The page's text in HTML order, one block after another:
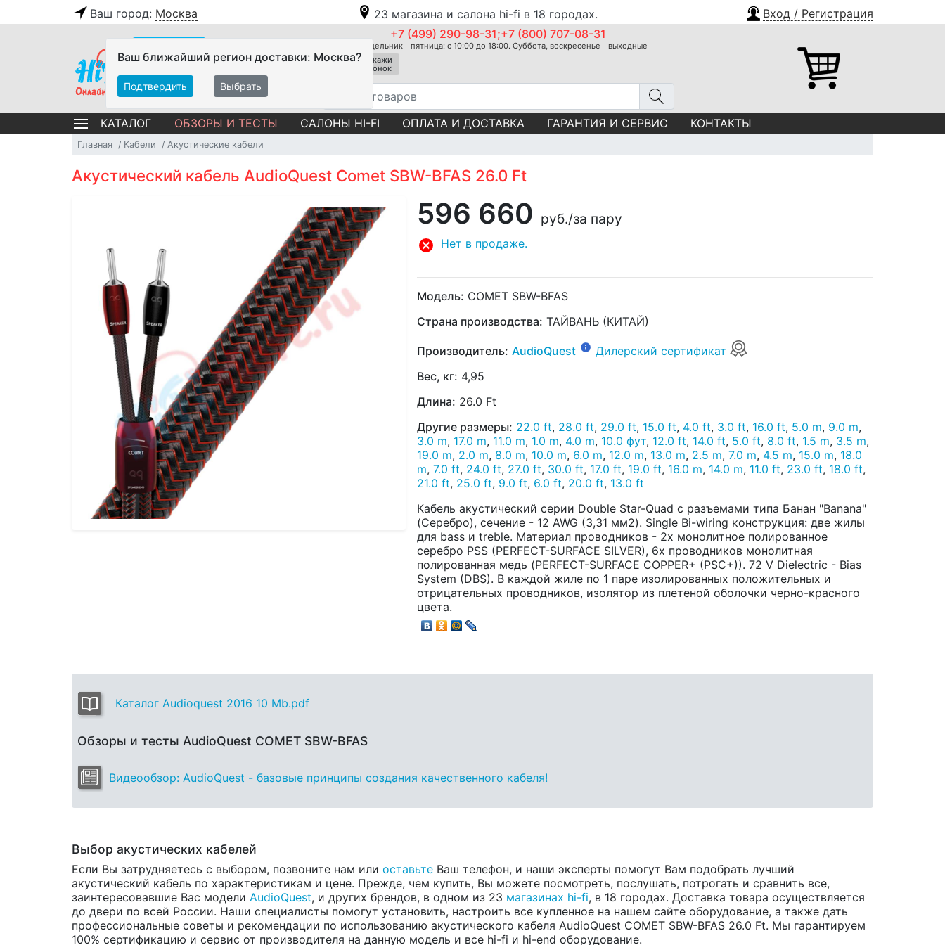
Ваш город: Москва 23 магазина и салона hi-fi в 18 городах. Вход / Регистрация
Ваш ближайший регион доставки: Москва?
Подтвердить Выбрать
+7 (499) 290-98-31;+7 (800) 707-08-31
Понедельник - пятница: с 10:00 до 18:00. Суббота, воскресенье - выходные
Закажи
звонок
КАТАЛОГ ОБЗОРЫ И ТЕСТЫ САЛОНЫ HI-FI ОПЛАТА И ДОСТАВКА ГАРАНТИЯ И СЕРВИС КОНТАКТЫ
Главная Кабели Акустические кабели
Акустический кабель AudioQuest Comet SBW-BFAS 26.0 Ft
596 660 руб./за пару
Нет в продаже.
Модель: COMET SBW-BFAS
Страна производства: ТАЙВАНЬ (КИТАЙ)
Производитель: AudioQuest
Дилерский сертификат
Вес, кг: 4,95
Длина: 26.0 Ft
Другие размеры: 22.0 ft, 28.0 ft, 29.0 ft, 15.0 ft, 4.0 ft, 3.0 ft, 16.0 ft, 5.0 m, 9.0 m,
3.0 m, 17.0 m, 11.0 m, 1.0 m, 4.0 m, 10.0 фут, 12.0 ft, 14.0 ft, 5.0 ft, 8.0 ft, 1.5 m, 3.5 m,
19.0 m, 2.0 m, 8.0 m, 10.0 m, 6.0 m, 12.0 m, 13.0 m, 2.5 m, 7.0 m, 4.5 m, 15.0 m, 18.0
m, 7.0 ft, 24.0 ft, 27.0 ft, 30.0 ft, 17.0 ft, 19.0 ft, 16.0 m, 14.0 m, 11.0 ft, 23.0 ft, 18.0 ft,
21.0 ft, 25.0 ft, 9.0 ft, 6.0 ft, 20.0 ft, 13.0 ft
Кабель акустический серии Double Star-Quad с разъемами типа Банан "Banana"
(Серебро), сечение - 12 AWG (3,31 мм2). Single Bi-wiring конструкция: две жилы
для bass и treble. Материал проводников - 2х монолитное полированное
серебро PSS (PERFECT-SURFACE SILVER), 6х проводников монолитная
полированная медь (PERFECT-SURFACE COPPER+ (PSC+)). 72 V Dielectric - Bias
System (DBS). В каждой жиле по 1 паре изолированных положительных и
отрицательных проводников, изолятор из плетеной оболочки черно-красного
цвета.
Каталог Audioquest 2016 10 Mb.pdf
Обзоры и тесты AudioQuest COMET SBW-BFAS
Видеообзор: AudioQuest - базовые принципы создания качественного кабеля!
Выбор акустических кабелей
Если Вы затрудняетесь с выбором, позвоните нам или оставьте Ваш телефон, и наши эксперты помогут Вам подобрать лучший
акустический кабель по характеристикам и цене. Прежде, чем купить, Вы можете посмотреть, послушать, потрогать и сравнить все,
заинтересовавшие Вас модели AudioQuest, и других брендов, в одном из 23 магазинах hi-fi, в 18 городах. Доставка товара осуществляется
до двери по всей России. Наши специалисты помогут установить, настроить все купленное на нашем сайте оборудование, а также дать
профессиональные советы и рекомендации по использованию акустического кабеля AudioQuest COMET SBW-BFAS 26.0 Ft. Мы гарантируем
100% сертификацию и сервис от производителя на данную модель и все hi-fi и hi-end оборудование.